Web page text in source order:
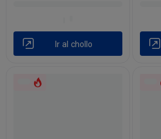
Ir al chollo